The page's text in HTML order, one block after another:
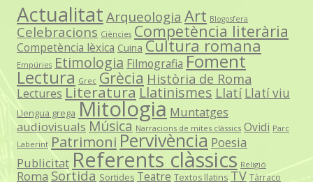
ActualitatArqueologia Art Blogosfera
Celebracions Ciències Competència literària
Competència lèxica Cuina Cultura romana
Empúries Etimologia Filmografia Foment
Lectura Grec Grècia Història de Roma
Lectures LiteraturaLlatinismes Llatí Llatí viu
Llengua grega Mitologia Muntatges
audiovisuals Música Narracions de mites clàssics Ovidi Parc
Laberint PatrimoniPervivència Poesia
PublicitatReferents clàssics Religió
Roma Sortida Sortides Teatre Textos llatins TV Tàrraco